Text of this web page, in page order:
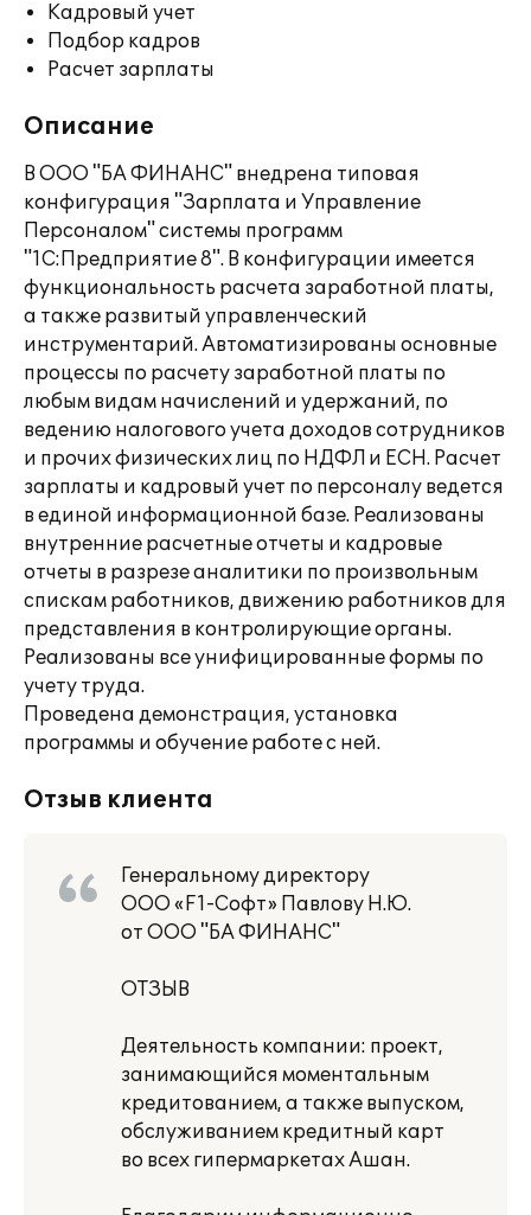
Кадровый учет
Подбор кадров
Расчет зарплаты
Описание
В ООО "БА ФИНАНС" внедрена типовая
конфигурация "Зарплата и Управление
Персоналом" системы программ
"1С:Предприятие 8". В конфигурации имеется
функциональность расчета заработной платы,
а также развитый управленческий
инструментарий. Автоматизированы основные
процессы по расчету заработной платы по
любым видам начислений и удержаний, по
ведению налогового учета доходов сотрудников
и прочих физических лиц по НДФЛ и ЕСН. Расчет
зарплаты и кадровый учет по персоналу ведется
в единой информационной базе. Реализованы
внутренние расчетные отчеты и кадровые
отчеты в разрезе аналитики по произвольным
спискам работников, движению работников для
представления в контролирующие органы.
Реализованы все унифицированные формы по
учету труда.
Проведена демонстрация, установка
программы и обучение работе с ней.
Отзыв клиента
Генеральному директору
ООО «F1-Софт» Павлову Н.Ю.
от ООО "БА ФИНАНС"
ОТЗЫВ
Деятельность компании: проект,
занимающийся моментальным
кредитованием, а также выпуском,
обслуживанием кредитный карт
во всех гипермаркетах Ашан.